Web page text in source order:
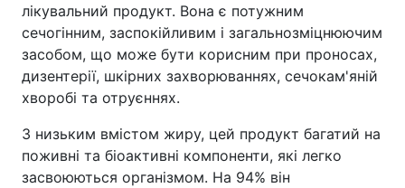
лікувальний продукт. Вона є потужним
сечогінним, заспокійливим і загальнозміцнюючим
засобом, що може бути корисним при проносах,
дизентерії, шкірних захворюваннях, сечокам'яній
хворобі та отруєннях.
З низьким вмістом жиру, цей продукт багатий на
поживні та біоактивні компоненти, які легко
засвоюються організмом. На 94% він